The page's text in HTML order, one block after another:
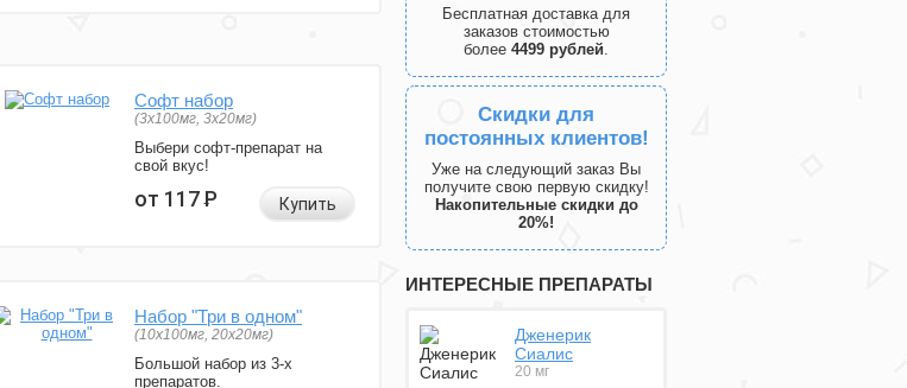
Софт набор
(3x100мг, 3x20мг)
Выбери софт-препарат на
свой вкус!
от 117Р Купить
Набор "Три в одном"
(10x100мг, 20x20мг)
Большой набор из 3-х
препаратов.
Бесплатная доставка для
заказов стоимостью
более 4499 рублей.
Скидки для
постоянных клиентов!
Уже на следующий заказ Вы
получите свою первую скидку!
Накопительные скидки до
20%!
ИНТЕРЕСНЫЕ ПРЕПАРАТЫ
Дженерик
Сиалис
20 мг